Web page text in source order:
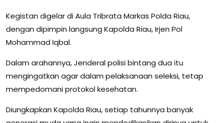
Kegistan digelar di Aula Tribrata Markas Polda Riau,
dengan dipimpin langsung Kapolda Riau, Irjen Pol
Mohammad Iqbal.
Dalam arahannya, Jenderal polisi bintang dua itu
mengingatkan agar dalam pelaksanaan seleksi, tetap
mempedomani protokol kesehatan.
Diungkapkan Kapolda Riau, setiap tahunnya banyak